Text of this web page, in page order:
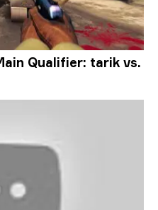
Qualifier: tarik vs.